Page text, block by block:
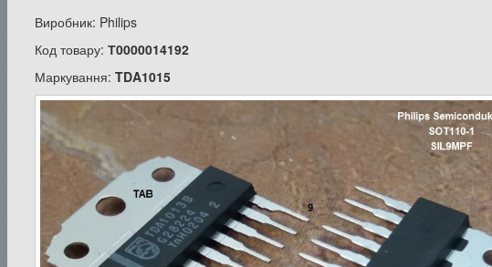
Виробник: Philips
Код товару: Т0000014192
Маркування: TDA1015